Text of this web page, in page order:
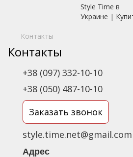
Контакты
Контакты
+38 (097) 332-10-10
+38 (050) 487-10-10
Заказать звонок
style.time.net@gmail.com
Адрес